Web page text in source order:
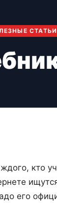
СТАТЬИ
кто
его